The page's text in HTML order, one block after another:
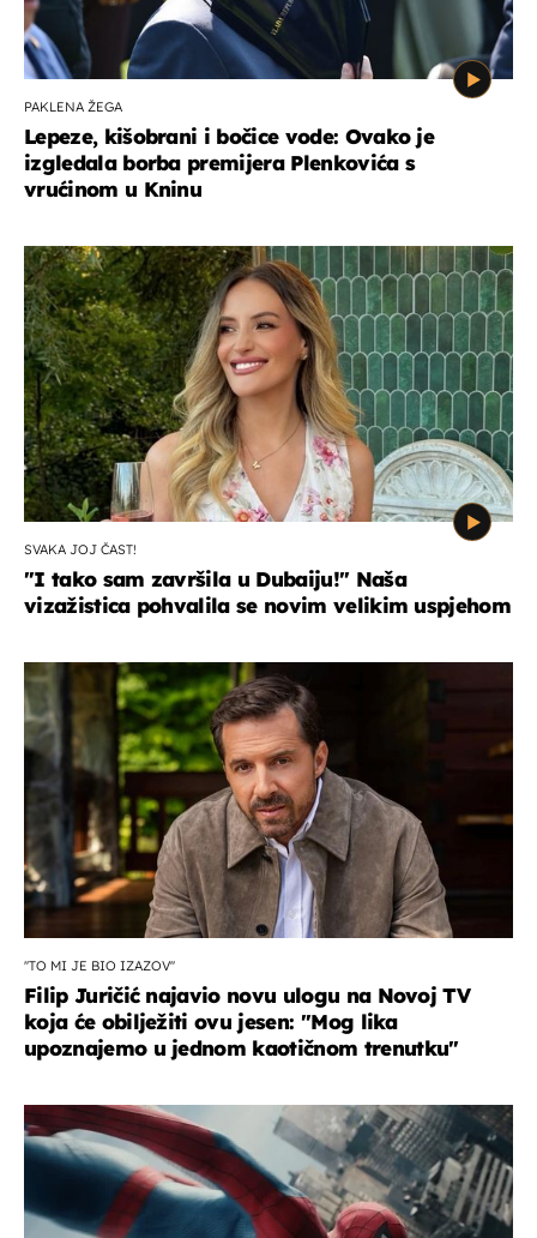
PAKLENA ŽEGA
Lepeze, kišobrani i bočice vode: Ovako je
izgledala borba premijera Plenkovića s
vrućinom u Kninu
SVAKA JOJ ČAST!
"I tako sam završila u Dubaiju!" Naša
vizažistica pohvalila se novim velikim uspjehom
''TO MI JE BIO IZAZOV''
Filip Juričić najavio novu ulogu na Novoj TV
koja će obilježiti ovu jesen: ''Mog lika
upoznajemo u jednom kaotičnom trenutku''